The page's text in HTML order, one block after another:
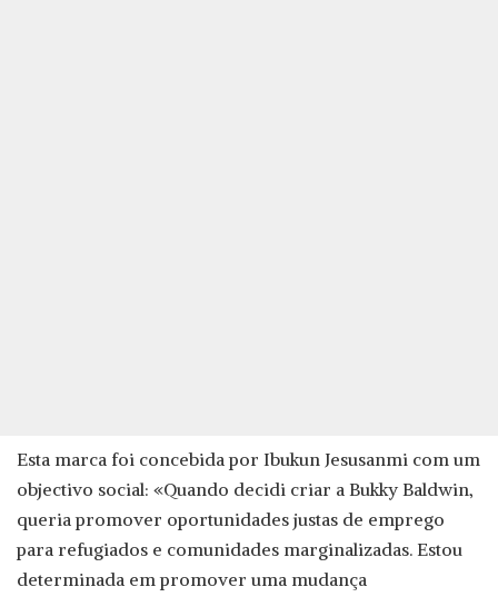
Esta marca foi concebida por Ibukun Jesusanmi com um
objectivo social: «Quando decidi criar a Bukky Baldwin,
queria promover oportunidades justas de emprego
para refugiados e comunidades marginalizadas. Estou
determinada em promover uma mudança